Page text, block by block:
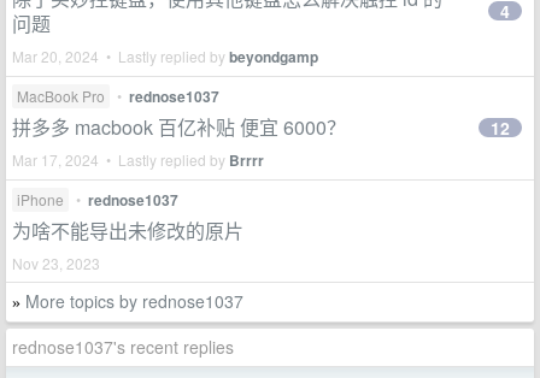
问题
Mar 20, 2024 • Lastly replied bybeyondgamp
4
MacBook Pro • rednose1037
拼多多 macbook 百亿补贴 便宜 6000？
Mar 17, 2024 • Lastly replied by Brrrr
12
iPhone • rednose1037
为啥不能导出未修改的原片
Nov 23, 2023
» More topics by rednose1037
rednose1037's recent replies